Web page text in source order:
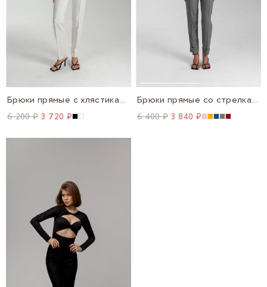
Брюки прямые с хлястиками на поясе
6 200 ₽ 3 720 ₽
Брюки прямые со стрелками
6 400 ₽ 3 840 ₽